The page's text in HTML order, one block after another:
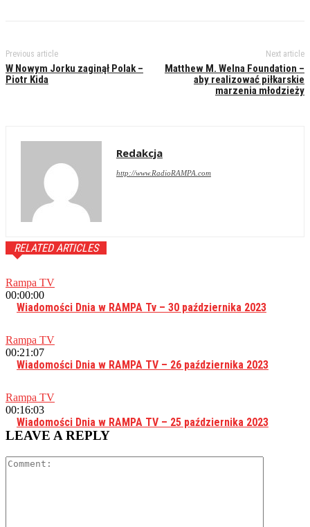
Previous article
W Nowym Jorku zaginął Polak –
Piotr Kida
Next article
Matthew M. Welna Foundation –
aby realizować piłkarskie
marzenia młodzieży
Redakcja
http://www.RadioRAMPA.com
RELATED ARTICLES
Rampa TV
00:00:00
Wiadomości Dnia w RAMPA Tv – 30 października 2023
Rampa TV
00:21:07
Wiadomości Dnia w RAMPA TV – 26 października 2023
Rampa TV
00:16:03
Wiadomości Dnia w RAMPA TV – 25 października 2023
LEAVE A REPLY